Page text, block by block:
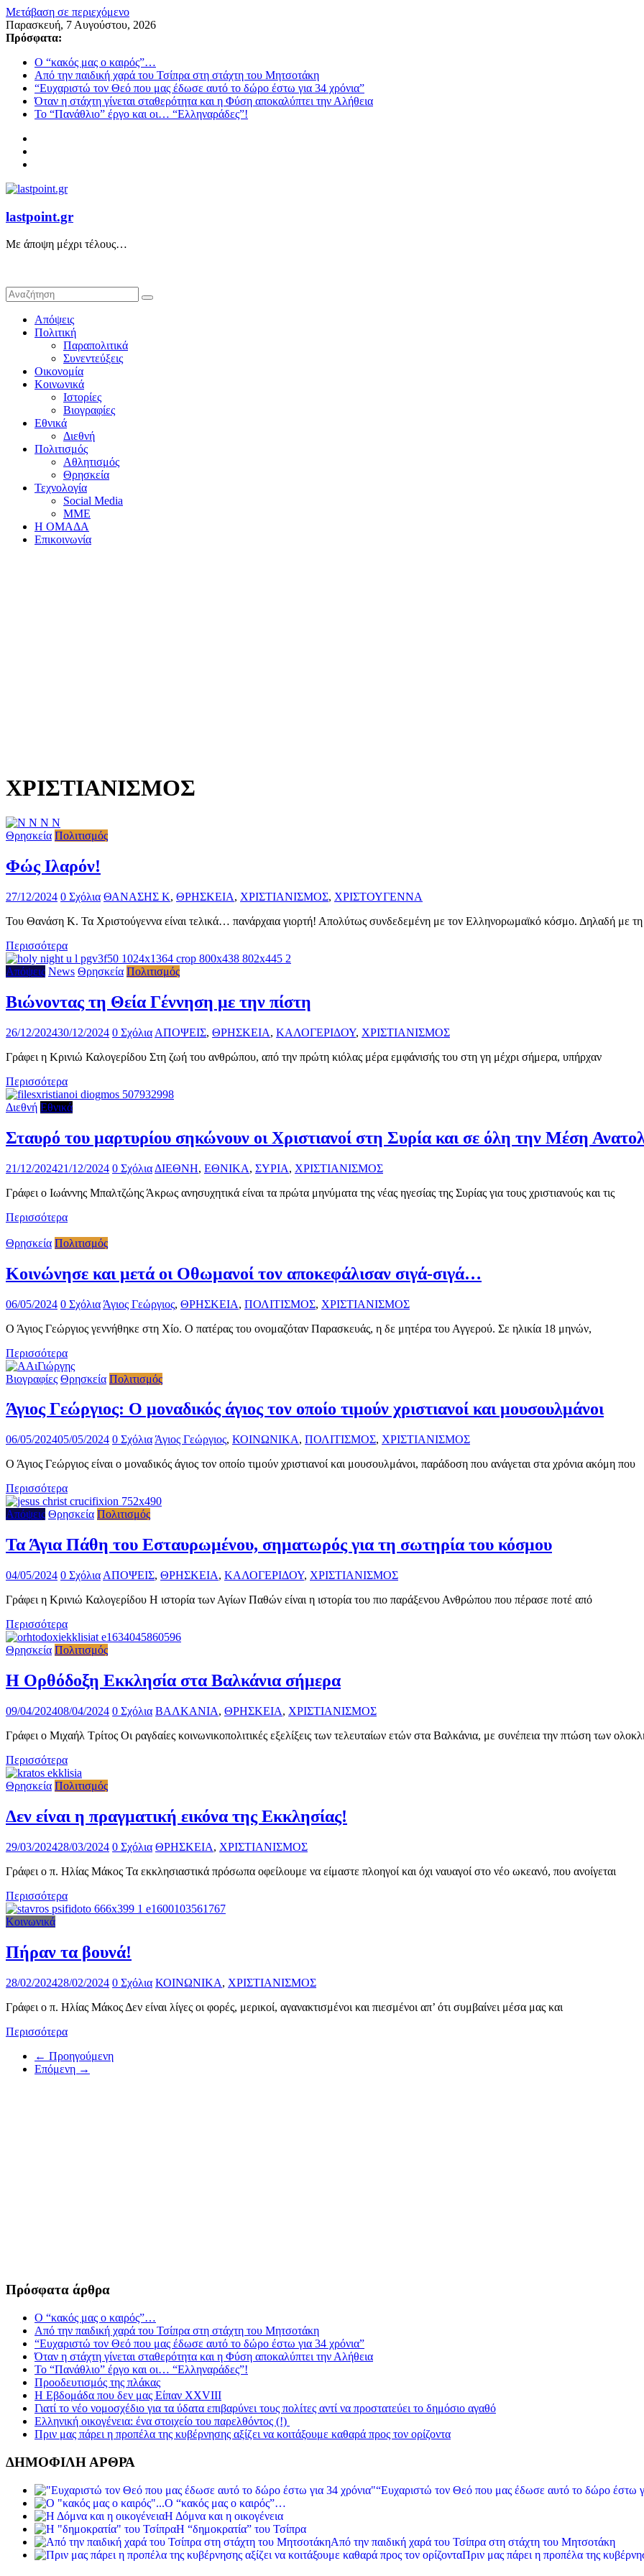
Μετάβαση σε περιεχόμενο
Παρασκευή, 7 Αυγούστου, 2026
Πρόσφατα:
Ο “κακός μας ο καιρός”…
Από την παιδική χαρά του Τσίπρα στη στάχτη του Μητσοτάκη
“Ευχαριστώ τον Θεό που μας έδωσε αυτό το δώρο έστω για 34 χρόνια”
Όταν η στάχτη γίνεται σταθερότητα και η Φύση αποκαλύπτει την Αλήθεια
Το “Πανάθλιο” έργο και οι… “Ελληναράδες”!
lastpoint.gr
Με άποψη μέχρι τέλους…
Απόψεις
Πολιτική
Παραπολιτικά
Συνεντεύξεις
Οικονομία
Κοινωνικά
Ιστορίες
Βιογραφίες
Εθνικά
Διεθνή
Πολιτισμός
Αθλητισμός
Θρησκεία
Τεχνολογία
Social Media
ΜΜΕ
Η ΟΜΑΔΑ
Επικοινωνία
ΧΡΙΣΤΙΑΝΙΣΜΟΣ
Θρησκεία Πολιτισμός
Φώς Ιλαρόν!
27/12/2024 0 Σχόλια ΘΑΝΑΣΗΣ Κ, ΘΡΗΣΚΕΙΑ, ΧΡΙΣΤΙΑΝΙΣΜΟΣ, ΧΡΙΣΤΟΥΓΕΝΝΑ
Του Θανάση Κ. Τα Χριστούγεννα είναι τελικά… πανάρχαια γιορτή! Απολύτως συνδεδεμένη με τον Ελληνορωμαϊκό κόσμο. Δηλαδή με
Περισσότερα
Απόψεις News Θρησκεία Πολιτισμός
Βιώνοντας τη Θεία Γέννηση με την πίστη
26/12/202430/12/2024 0 Σχόλια ΑΠΟΨΕΙΣ, ΘΡΗΣΚΕΙΑ, ΚΑΛΟΓΕΡΙΔΟΥ, ΧΡΙΣΤΙΑΝΙΣΜΟΣ
Γράφει η Κρινιώ Καλογερίδου Στη ζωή του ανθρώπου, από την πρώτη κιόλας μέρα εμφάνισής του στη γη μέχρι σήμερα, υπήρχαν
Περισσότερα
Διεθνή Εθνικά
Σταυρό του μαρτυρίου σηκώνουν οι Χριστιανοί στη Συρία και σε όλη την Μέση
21/12/202421/12/2024 0 Σχόλια ΔΙΕΘΝΗ, ΕΘΝΙΚΑ, ΣΥΡΙΑ, ΧΡΙΣΤΙΑΝΙΣΜΟΣ
Γράφει ο Ιωάννης Μπαλτζώης Άκρως ανησυχητικά είναι τα πρώτα μηνύματα της νέας ηγεσίας της Συρίας για τους χριστιανούς και τις
Περισσότερα
Θρησκεία Πολιτισμός
Κοινώνησε και μετά οι Οθωμανοί τον αποκεφάλισαν σιγά-σιγά…
06/05/2024 0 Σχόλια Άγιος Γεώργιος, ΘΡΗΣΚΕΙΑ, ΠΟΛΙΤΙΣΜΟΣ, ΧΡΙΣΤΙΑΝΙΣΜΟΣ
Ο Άγιος Γεώργιος γεννήθηκε στη Χίο. Ο πατέρας του ονομαζόταν Παρασκευάς, η δε μητέρα του Αγγερού. Σε ηλικία 18 μηνών,
Περισσότερα
Βιογραφίες Θρησκεία Πολιτισμός
Άγιος Γεώργιος: Ο μοναδικός άγιος τον οποίο τιμούν χριστιανοί και μουσουλμάνοι
06/05/202405/05/2024 0 Σχόλια Άγιος Γεώργιος, ΚΟΙΝΩΝΙΚΑ, ΠΟΛΙΤΙΣΜΟΣ, ΧΡΙΣΤΙΑΝΙΣΜΟΣ
Ο Άγιος Γεώργιος είναι ο μοναδικός άγιος τον οποίο τιμούν χριστιανοί και μουσουλμάνοι, παράδοση που ανάγεται στα χρόνια ακόμη που
Περισσότερα
Απόψεις Θρησκεία Πολιτισμός
Τα Άγια Πάθη του Εσταυρωμένου, σηματωρός για τη σωτηρία του κόσμου
04/05/2024 0 Σχόλια ΑΠΟΨΕΙΣ, ΘΡΗΣΚΕΙΑ, ΚΑΛΟΓΕΡΙΔΟΥ, ΧΡΙΣΤΙΑΝΙΣΜΟΣ
Γράφει η Κρινιώ Καλογερίδου Η ιστορία των Αγίων Παθών είναι η ιστορία του πιο παράξενου Ανθρώπου που πέρασε ποτέ από
Περισσότερα
Θρησκεία Πολιτισμός
H Ορθόδοξη Εκκλησία στα Βαλκάνια σήμερα
09/04/202408/04/2024 0 Σχόλια ΒΑΛΚΑΝΙΑ, ΘΡΗΣΚΕΙΑ, ΧΡΙΣΤΙΑΝΙΣΜΟΣ
Γράφει ο Μιχαήλ Τρίτος Οι ραγδαίες κοινωνικοπολιτικές εξελίξεις των τελευταίων ετών στα Βαλκάνια, με συνέπεια την πτώση των
Περισσότερα
Θρησκεία Πολιτισμός
Δεν είναι η πραγματική εικόνα της Εκκλησίας!
29/03/202428/03/2024 0 Σχόλια ΘΡΗΣΚΕΙΑ, ΧΡΙΣΤΙΑΝΙΣΜΟΣ
Γράφει ο π. Ηλίας Μάκος Τα εκκλησιαστικά πρόσωπα οφείλουμε να είμαστε πλοηγοί και όχι ναυαγοί στο νέο ωκεανό, που ανοίγεται
Περισσότερα
Κοινωνικά
Πήραν τα βουνά!
28/02/202428/02/2024 0 Σχόλια ΚΟΙΝΩΝΙΚΑ, ΧΡΙΣΤΙΑΝΙΣΜΟΣ
Γράφει ο π. Ηλίας Μάκος Δεν είναι λίγες οι φορές, μερικοί, αγανακτισμένοι και πιεσμένοι απ’ ότι συμβαίνει μέσα μας και
Περισσότερα
← Προηγούμενη
Επόμενη →
Πρόσφατα άρθρα
Ο “κακός μας ο καιρός”…
Από την παιδική χαρά του Τσίπρα στη στάχτη του Μητσοτάκη
“Ευχαριστώ τον Θεό που μας έδωσε αυτό το δώρο έστω για 34 χρόνια”
Όταν η στάχτη γίνεται σταθερότητα και η Φύση αποκαλύπτει την Αλήθεια
Το “Πανάθλιο” έργο και οι… “Ελληναράδες”!
Προοδευτισμός της πλάκας
Η Εβδομάδα που δεν μας Είπαν XXVIII
Γιατί το νέο νομοσχέδιο για τα ύδατα επιβαρύνει τους πολίτες αντί να προστατεύει το δημόσιο αγαθό
Ελληνική οικογένεια: ένα στοιχείο του παρελθόντος (!)
Πριν μας πάρει η προπέλα της κυβέρνησης αξίζει να κοιτάξουμε καθαρά προς τον ορίζοντα
ΔΗΜΟΦΙΛΗ ΑΡΘΡΑ
“Ευχαριστώ τον Θεό που μας έδωσε αυτό το δώρο έστω
Ο “κακός μας ο καιρός”…
Η Δόμνα και η οικογένεια
Η “δημοκρατία” του Τσίπρα
Από την παιδική χαρά του Τσίπρα στη στάχτη του Μητσοτάκη
Πριν μας πάρει η προπέλα της